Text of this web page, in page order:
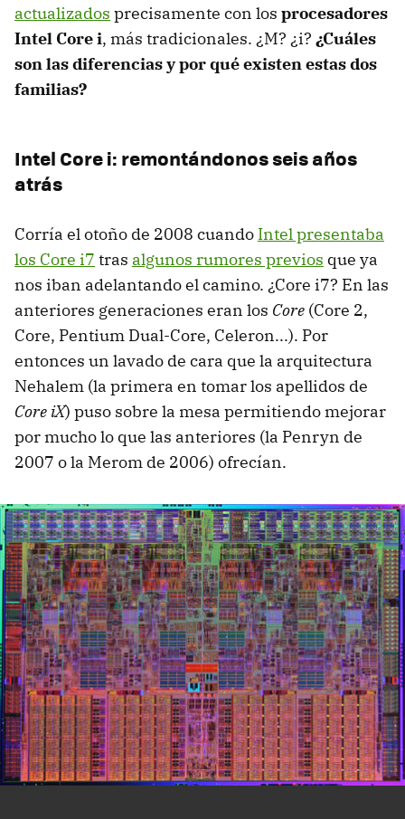
actualizados precisamente con los procesadores
Intel Core i, más tradicionales. ¿M? ¿i? ¿Cuáles
son las diferencias y por qué existen estas dos
familias?
Intel Core i: remontándonos seis años
atrás
Corría el otoño de 2008 cuando Intel presentaba
los Core i7 tras algunos rumores previos que ya
nos iban adelantando el camino. ¿Core i7? En las
anteriores generaciones eran los Core (Core 2,
Core, Pentium Dual-Core, Celeron...). Por
entonces un lavado de cara que la arquitectura
Nehalem (la primera en tomar los apellidos de
Core iX) puso sobre la mesa permitiendo mejorar
por mucho lo que las anteriores (la Penryn de
2007 o la Merom de 2006) ofrecían.